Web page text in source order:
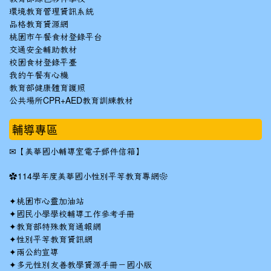
環境教育管理資訊系統
品格教育資源網
桃園市午餐食材登錄平台
交通安全輔助教材
校園食材登錄平臺
我的午餐有心機
教育部健康體育護照
公共場所CPR+AED教育訓練教材
輔導專區
✉ 【美華國小輔導室電子郵件信箱】
✿114學年度美華國小性別平等教育專網❀
✦桃園市心靈加油站
✦ 國民小學學校輔導工作參考手冊
✦教育部特殊教育通報網
✦性別平等教育資訊網
✦兩公約宣導
✦ 多元性別友善教學資源手冊－國小版